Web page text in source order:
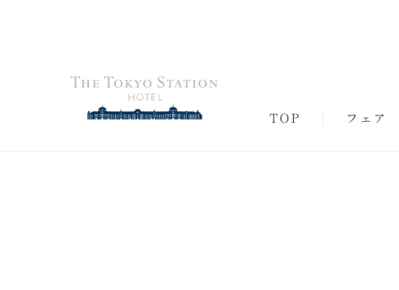
TOP フェア